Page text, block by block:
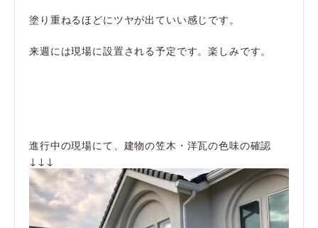
塗り重ねるほどにツヤが出ていい感じです。
来週には現場に設置される予定です。楽しみです。
進行中の現場にて、建物の笠木・洋瓦の色味の確認
↓↓↓